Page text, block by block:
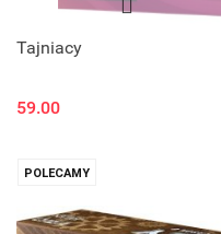
Tajniacy
59.00
POLECAMY